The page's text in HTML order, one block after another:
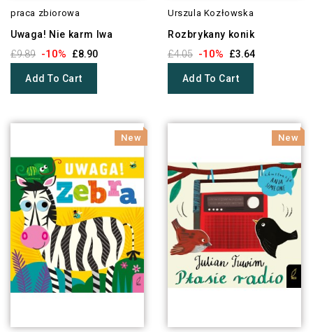
praca zbiorowa
Uwaga! Nie karm lwa
£9.89 -10% £8.90
Add To Cart
Urszula Kozłowska
Rozbrykany konik
£4.05 -10% £3.64
Add To Cart
New New